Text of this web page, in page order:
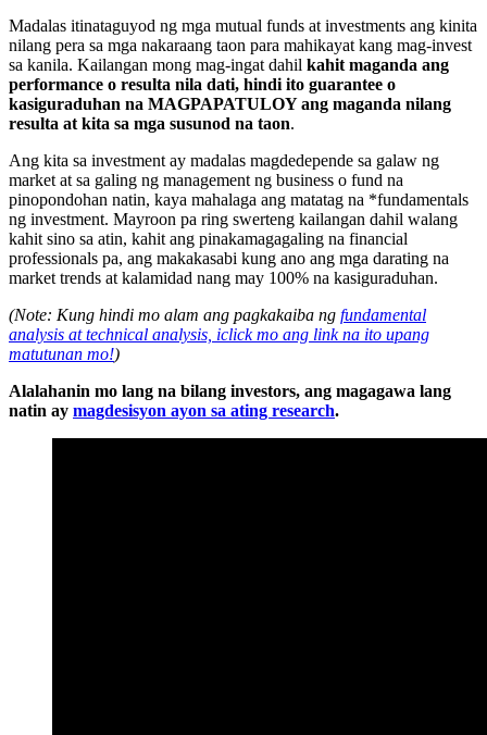
Madalas itinataguyod ng mga mutual funds at investments ang kinita
nilang pera sa mga nakaraang taon para mahikayat kang mag-invest
sa kanila. Kailangan mong mag-ingat dahil kahit maganda ang
performance o resulta nila dati, hindi ito guarantee o
kasiguraduhan na MAGPAPATULOY ang maganda nilang
resulta at kita sa mga susunod na taon.
Ang kita sa investment ay madalas magdedepende sa galaw ng
market at sa galing ng management ng business o fund na
pinopondohan natin, kaya mahalaga ang matatag na *fundamentals
ng investment. Mayroon pa ring swerteng kailangan dahil walang
kahit sino sa atin, kahit ang pinakamagagaling na financial
professionals pa, ang makakasabi kung ano ang mga darating na
market trends at kalamidad nang may 100% na kasiguraduhan.
(Note: Kung hindi mo alam ang pagkakaiba ng fundamental
analysis at technical analysis, iclick mo ang link na ito upang
matutunan mo!)
Alalahanin mo lang na bilang investors, ang magagawa lang
natin ay magdesisyon ayon sa ating research.